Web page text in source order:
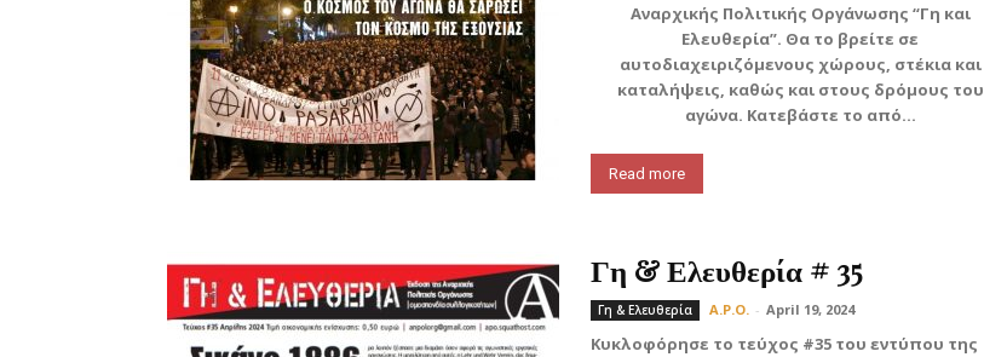
Αναρχικής Πολιτικής Οργάνωσης “Γη και
Ελευθερία”. Θα το βρείτε σε
αυτοδιαχειριζόμενους χώρους, στέκια και
καταλήψεις, καθώς και στους δρόμους του
αγώνα. Κατεβάστε το από...
Read more
Γη & Ελευθερία # 35
Γη & Ελευθερία A.P.O. - April 19, 2024
Κυκλοφόρησε το τεύχος #35 του εντύπου της